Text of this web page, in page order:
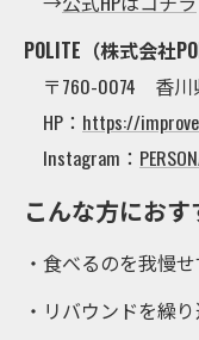
POLITE（株式会社
〒760-0074 香川
HP： https://
Instagram：
こんな方にお
・食べるのを我慢
・リバウンドを繰